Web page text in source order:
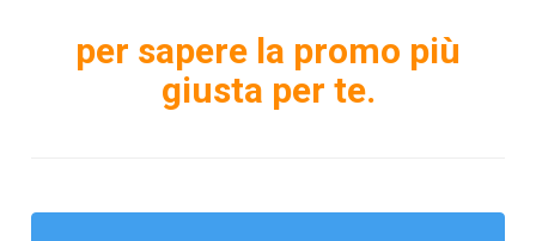
per sapere la promo più
giusta per te.